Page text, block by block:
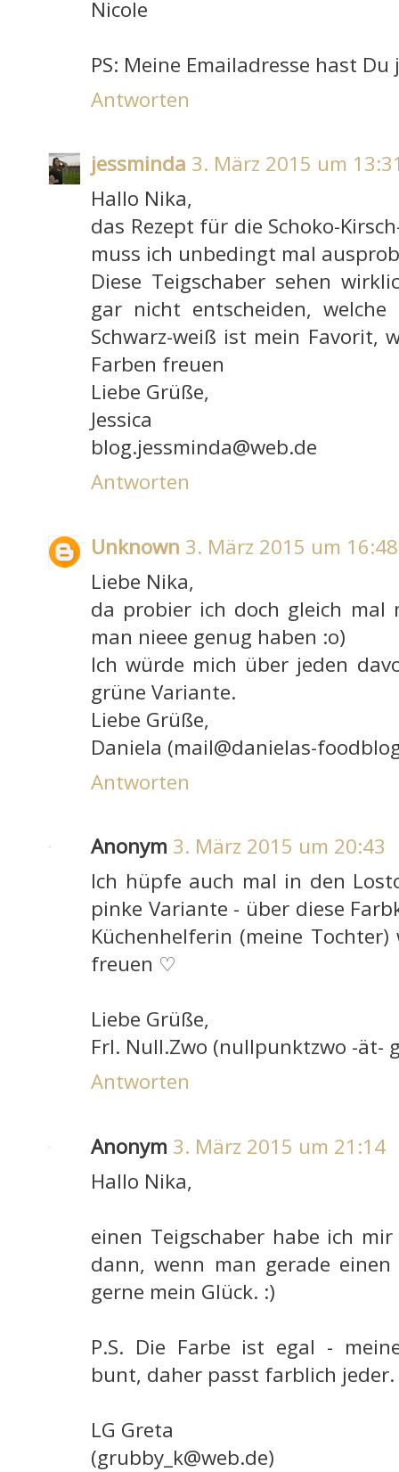
Nicole
PS: Meine Emailadresse hast
Antworten
jessminda 3. März 2015 um
Hallo Nika,
das Rezept für die Schoko-
muss ich unbedingt mal
Diese Teigschaber sehen
gar nicht entscheiden,
Schwarz-weiß ist mein Favorit,
Farben freuen
Liebe Grüße,
Jessica
blog.jessminda@web.de
Antworten
Unknown 3. März 2015 um 16:48
Liebe Nika,
da probier ich doch gleich mal
man nieee genug haben :o)
Ich würde mich über jeden
grüne Variante.
Liebe Grüße,
Daniela (mail@danielas-
Antworten
Anonym 3. März 2015 um 20:43
Ich hüpfe auch mal in den
pinke Variante - über diese
Küchenhelferin (meine
freuen ♡
Liebe Grüße,
Frl. Null.Zwo (nullpunktzwo -ät-
Antworten
Anonym 3. März 2015 um 21:14
Hallo Nika,
einen Teigschaber habe ich
dann, wenn man gerade
gerne mein Glück. :)
P.S. Die Farbe ist egal -
bunt, daher passt farblich jeder.
LG Greta
(grubby_k@web.de)